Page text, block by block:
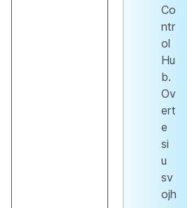
Co
ntr
ol
Hu
b.
Ov
ert
e
si
u
sv
ojh